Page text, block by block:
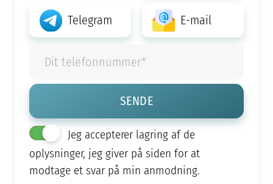
Telegram E-mail
Jeg accepterer lagring af de
oplysninger, jeg giver på siden for at
modtage et svar på min anmodning.